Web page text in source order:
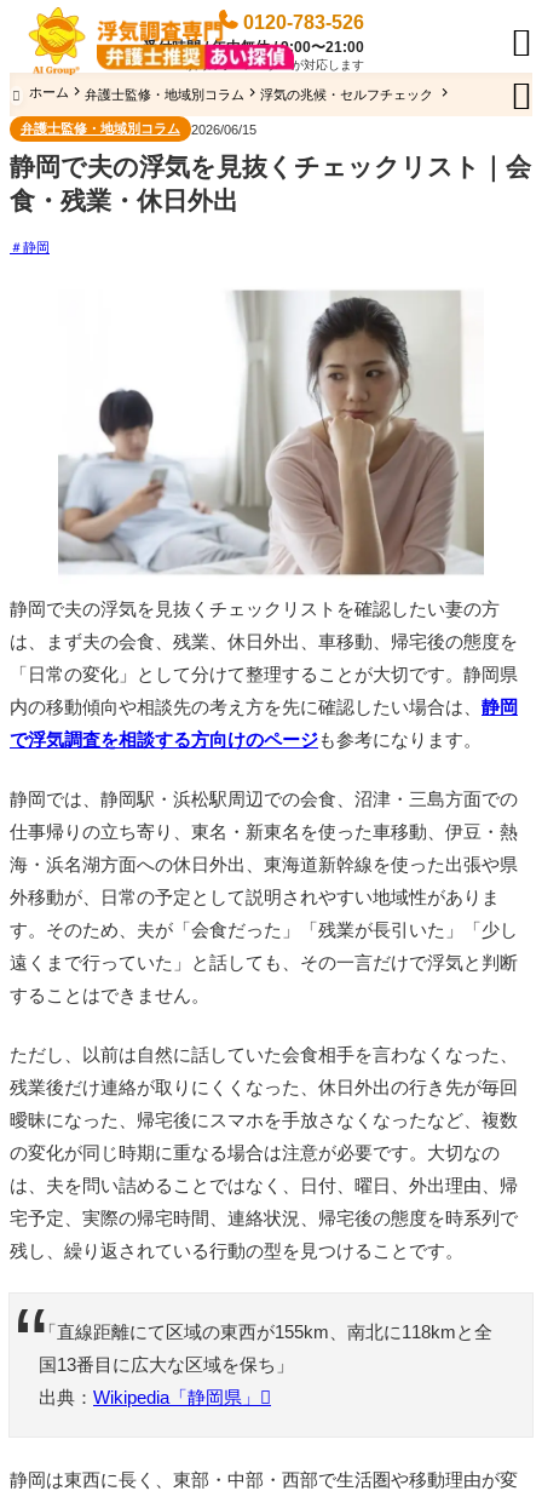
0120-783-526
受付時間 / 年中無休 / 9:00〜21:00
専門のオペレーターが対応します


 ホーム 弁護士監修・地域別コラム 浮気の兆候・セルフチェック
弁護士監修・地域別コラム 2026/06/15
静岡で夫の浮気を見抜くチェックリスト｜会
食・残業・休日外出
静岡
静岡で夫の浮気を見抜くチェックリストを確認したい妻の方
は、まず夫の会食、残業、休日外出、車移動、帰宅後の態度を
「日常の変化」として分けて整理することが大切です。静岡県
内の移動傾向や相談先の考え方を先に確認したい場合は、 静岡
で浮気調査を相談する方向けのページも参考になります。
静岡では、静岡駅・浜松駅周辺での会食、沼津・三島方面での
仕事帰りの立ち寄り、東名・新東名を使った車移動、伊豆・熱
海・浜名湖方面への休日外出、東海道新幹線を使った出張や県
外移動が、日常の予定として説明されやすい地域性がありま
す。そのため、夫が「会食だった」「残業が長引いた」「少し
遠くまで行っていた」と話しても、その一言だけで浮気と判断
することはできません。
ただし、以前は自然に話していた会食相手を言わなくなった、
残業後だけ連絡が取りにくくなった、休日外出の行き先が毎回
曖昧になった、帰宅後にスマホを手放さなくなったなど、複数
の変化が同じ時期に重なる場合は注意が必要です。大切なの
は、夫を問い詰めることではなく、日付、曜日、外出理由、帰
宅予定、実際の帰宅時間、連絡状況、帰宅後の態度を時系列で
残し、繰り返されている行動の型を見つけることです。
「直線距離にて区域の東西が155km、南北に118kmと全
国13番目に広大な区域を保ち」
出典： Wikipedia「静岡県」
静岡は東西に長く、東部・中部・西部で生活圏や移動理由が変